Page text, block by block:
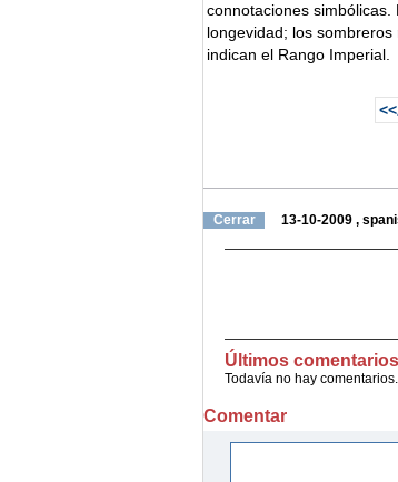
connotaciones
longevidad; los
indican el Rango Imperial.
Cerrar 13-10-2009 ,
Últimos comentarios
Todavía no hay comentarios.
Comentar